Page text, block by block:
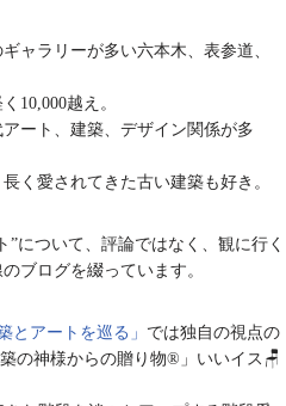
ャラリーが多い六本木、表参道、
10,000越え。
ート、建築、デザイン関係が多
く愛されてきた古い建築も好き。
について、評論ではなく、観に行く
ブログを綴っています。
とアートを巡る」 では独自の視点の
の神様からの贈り物®︎」いいイス🪑